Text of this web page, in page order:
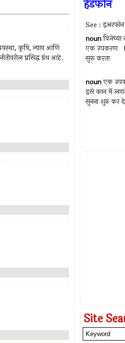
कृषि, न्याय आणि
प्रसिद्ध ग्रंथ आहे.
हेडफोन
See : इअरफोन
noun
एक उपकरण
सुरू करता
nounएक
इसे कान में
सुनना शुरु कर
Site